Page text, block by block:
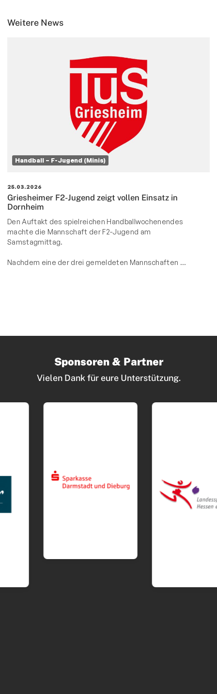
Weitere News
Handball – F-Jugend (Minis)
25.03.2026
Griesheimer F2-Jugend zeigt vollen Einsatz in
Dornheim
Den Auftakt des spielreichen Handballwochenendes
machte die Mannschaft der F2-Jugend am
Samstagmittag.
Nachdem eine der drei gemeldeten Mannschaften …
Sponsoren & Partner
Vielen Dank für eure Unterstützung.